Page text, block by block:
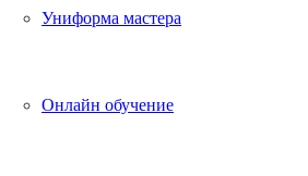
Униформа мастера
Онлайн обучение